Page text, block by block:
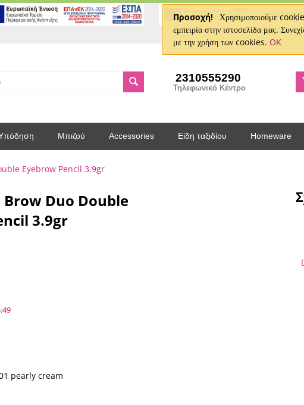
Προσοχή! Χρησιμοποιούμε
εμπειρία στην ιστοσελίδα μας.
με την χρήση των cookies. OK
2310555290
Τηλεφωνικό Κέντρο
Μπιζού Accessories Είδη ταξιδίου Homeware
Eyebrow Pencil 3.9gr
Brow Duo Double
3.9gr
pearly cream